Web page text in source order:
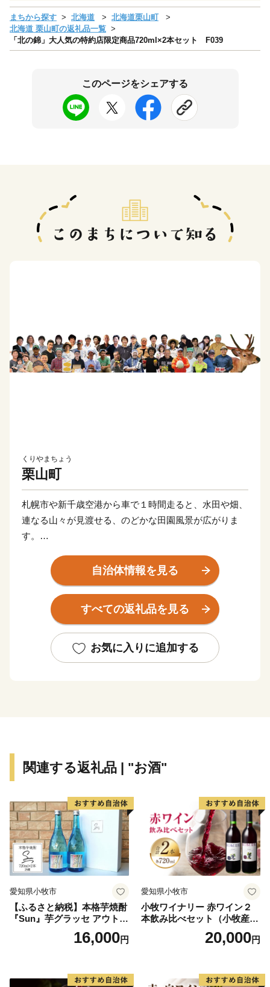
まちから探す 北海道
北海道栗山町
北海道 栗山町の返礼品一覧
「北の錦」大人気の特約店限定商品720ml×2本セット F039
このページをシェアする
くりやまちょう
栗山町
札幌市や新千歳空港から車で１時間走ると、水田や畑、
連なる山々が見渡せる、のどかな田園風景が広がりま
す。
元「小林酒造」や、桃太郎のパッケージとオブラートで
お馴染みの「谷田の日本一きびだんご」など、道産子な
ら誰もが一度は目にしたことがある商品は、実は栗山町
の特産品。
少年野球場「栗の樹ファーム」を造ったことでも知られ
め、ふるさと納税を通じてまちの魅力を全国に発信し、
いります。
「栗山出身」ってだけでモテる時代は、きっとくる！
自治体情報を見る
すべての返礼品を見る
お気に入りに追加する
関連する返礼品 | "お酒"
愛知県小牧市
【ふるさと納税】本格芋焼酎
『Sun』芋グラッセ アウトド
ア ソロキャンプ ベランピン
グ 巣ごもり 就労支援16,000円
愛知県小牧市
小牧ワイナリー 赤ワイン２
本飲み比べセット（小牧産ぶ
どう100％使用）20,000円